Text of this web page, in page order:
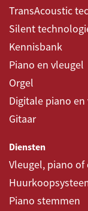
TransAcoustic
Silent
Kennisbank
Piano en vleugel
Orgel
Digitale piano en
Gitaar
Diensten
Vleugel, piano
Piano stemmen